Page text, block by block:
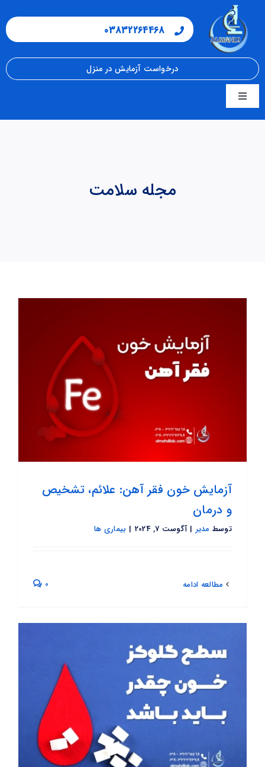
محتوا
03832264468
درخواست آزمایش در منزل
Toggle
Navigation
چارت سازمانی
مجله سلامت
آزمایش خون فقر آهن: علائم، تشخیص
و درمان
توسط مدیر | آگوست 7, 2024 | بیماری ها
مطالعه ادامه 0